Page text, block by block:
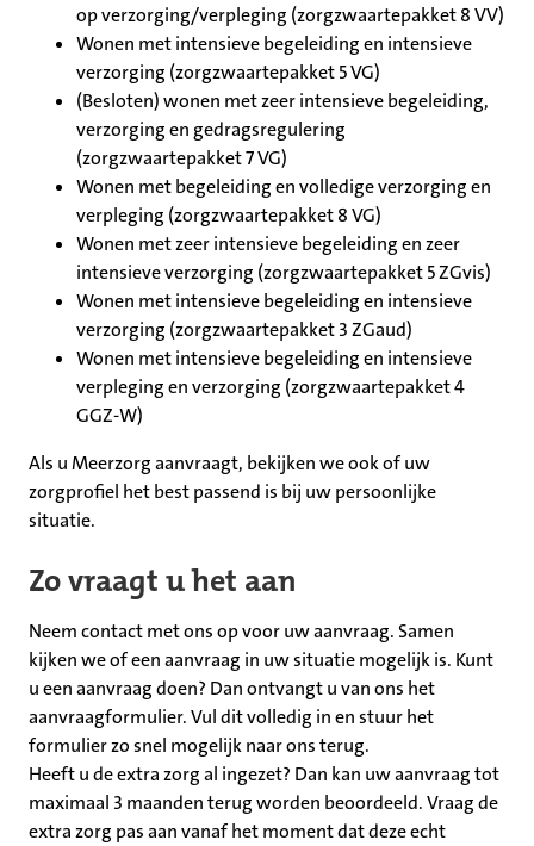
op verzorging/verpleging (zorgzwaartepakket 8 VV)
Wonen met intensieve begeleiding en intensieve
verzorging (zorgzwaartepakket 5 VG)
(Besloten) wonen met zeer intensieve begeleiding,
verzorging en gedragsregulering
(zorgzwaartepakket 7 VG)
Wonen met begeleiding en volledige verzorging en
verpleging (zorgzwaartepakket 8 VG)
Wonen met zeer intensieve begeleiding en zeer
intensieve verzorging (zorgzwaartepakket 5 ZGvis)
Wonen met intensieve begeleiding en intensieve
verzorging (zorgzwaartepakket 3 ZGaud)
Wonen met intensieve begeleiding en intensieve
verpleging en verzorging (zorgzwaartepakket 4
GGZ-W)
Als u Meerzorg aanvraagt, bekijken we ook of uw
zorgprofiel het best passend is bij uw persoonlijke
situatie.
Zo vraagt u het aan
Neem contact met ons op voor uw aanvraag. Samen
kijken we of een aanvraag in uw situatie mogelijk is. Kunt
u een aanvraag doen? Dan ontvangt u van ons het
aanvraagformulier. Vul dit volledig in en stuur het
formulier zo snel mogelijk naar ons terug.
Heeft u de extra zorg al ingezet? Dan kan uw aanvraag tot
maximaal 3 maanden terug worden beoordeeld. Vraag de
extra zorg pas aan vanaf het moment dat deze echt